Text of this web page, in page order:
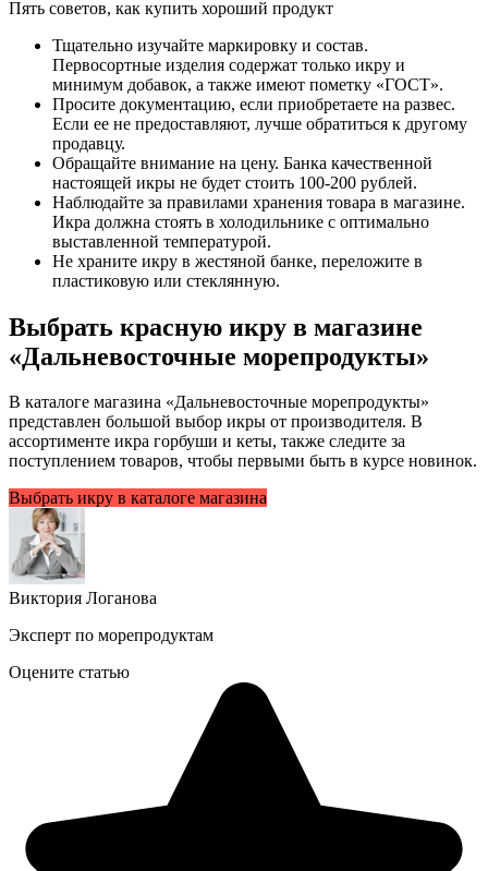
Пять советов, как купить хороший продукт
Тщательно изучайте маркировку и состав.
Первосортные изделия содержат только икру и
минимум добавок, а также имеют пометку «ГОСТ».
Просите документацию, если приобретаете на развес.
Если ее не предоставляют, лучше обратиться к другому
продавцу.
Обращайте внимание на цену. Банка качественной
настоящей икры не будет стоить 100-200 рублей.
Наблюдайте за правилами хранения товара в магазине.
Икра должна стоять в холодильнике с оптимально
выставленной температурой.
Не храните икру в жестяной банке, переложите в
пластиковую или стеклянную.
Выбрать красную икру в магазине
«Дальневосточные морепродукты»
В каталоге магазина «Дальневосточные морепродукты»
представлен большой выбор икры от производителя. В
ассортименте икра горбуши и кеты, также следите за
поступлением товаров, чтобы первыми быть в курсе новинок.
Выбрать икру в каталоге магазина
Виктория Логанова
Эксперт по морепродуктам
Оцените статью